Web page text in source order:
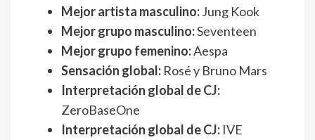
Mejor artista masculino:Jung Kook
Mejor grupo masculino:Seventeen
Mejor grupo femenino:Aespa
Sensación global: Rosé y Bruno Mars
Interpretación global de CJ:
ZeroBaseOne
Interpretación global de CJ: IVE